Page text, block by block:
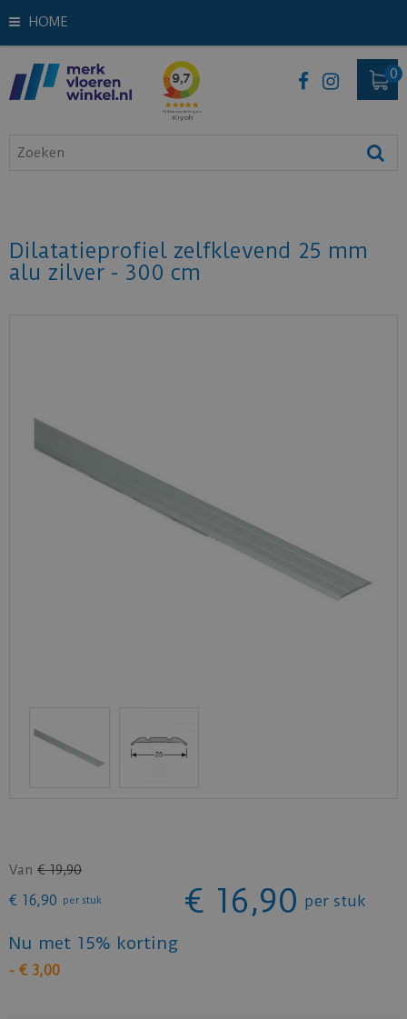
HOME
Dilatatieprofiel zelfklevend 25 mm
alu zilver - 300 cm
Van € 19,90
€ 16,90 per stuk € 16,90 per stuk
Nu met 15% korting
- € 3,00